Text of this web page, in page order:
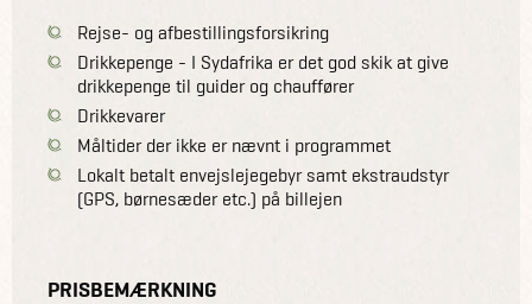
Rejse- og afbestillingsforsikring
Drikkepenge - I Sydafrika er det god skik at give
drikkepenge til guider og chauffører
Drikkevarer
Måltider der ikke er nævnt i programmet
Lokalt betalt envejslejegebyr samt ekstraudstyr
(GPS, børnesæder etc.) på billejen
PRISBEMÆRKNING